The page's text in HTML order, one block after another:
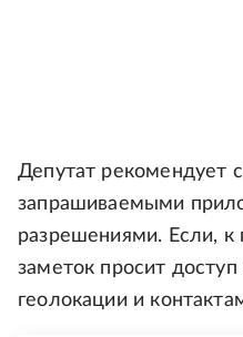
Депутат рекомендует
запрашиваемыми
разрешениями. Если, к
заметок просит
геолокации и